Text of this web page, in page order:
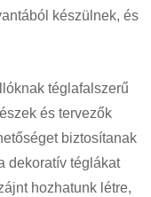
készülnek, és
téglafalszerű
és tervezők
biztosítanak
dekoratív téglákat
hozhatunk létre,